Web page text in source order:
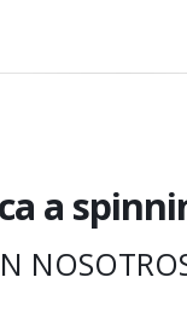
a